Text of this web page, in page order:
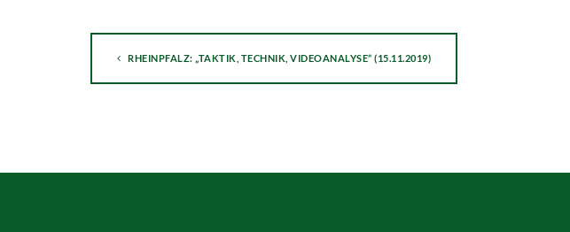
RHEINPFALZ: „TAKTIK, TECHNIK, VIDEOANALYSE“ (15.11.2019)